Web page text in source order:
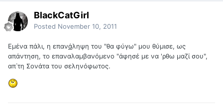
BlackCatGirl
Posted November 10, 2011
Εμένα πάλι, η επανάληψη του "θα φύγω" μου θύμισε, ως
απάντηση, το επαναλαμβανόμενο "άφησέ με να 'ρθω μαζί σου",
απ΄τη Σονάτα του σεληνόφωτος.